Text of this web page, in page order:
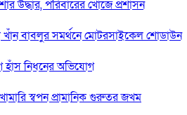
উদ্ধার, পরিবারের খোঁজে প্রশাসন
বাবলুর সমর্থনে মোটরসাইকেল শোডাউন
হাঁস নিধনের অভিযোগ
স্বপন প্রামানিক গুরুতর জখম